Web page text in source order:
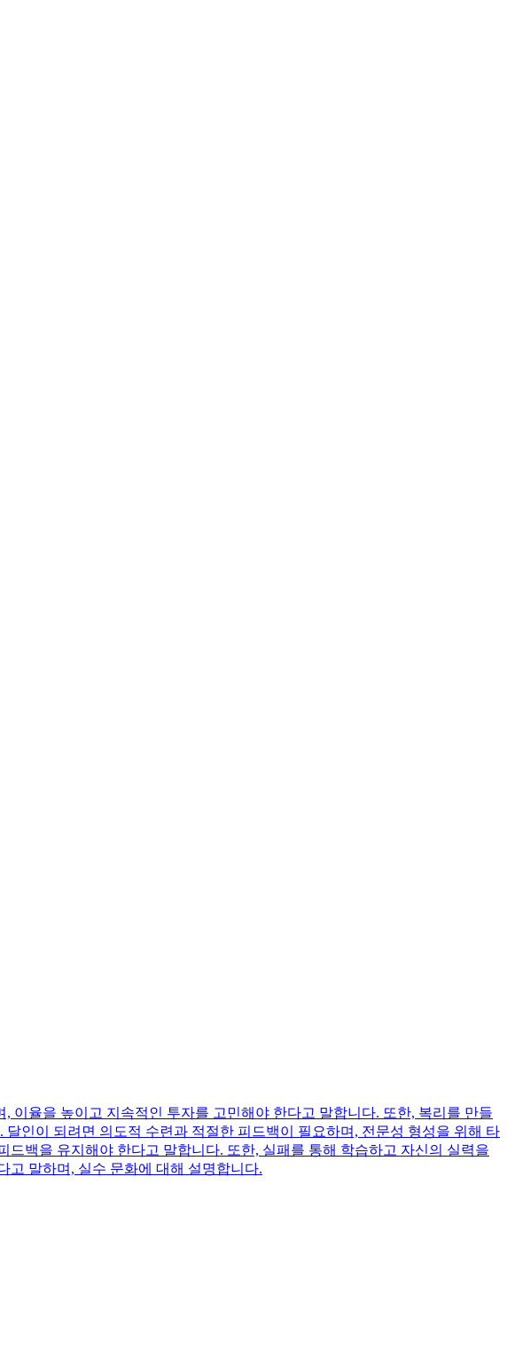
율을 높이고 지속적인 투자를 고민해야 한다고 말합니다. 또한, 복리를 만들
인이 되려면 의도적 수련과 적절한 피드백이 필요하며, 전문성 형성을 위해 타
백을 유지해야 한다고 말합니다. 또한, 실패를 통해 학습하고 자신의 실력을
고 말하며, 실수 문화에 대해 설명합니다.